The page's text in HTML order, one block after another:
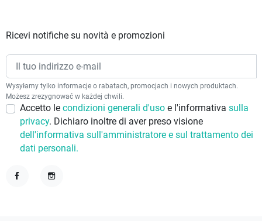
Ricevi notifiche su novità e promozioni
Wysyłamy tylko informacje o rabatach, promocjach i nowych produktach.
Możesz zrezygnować w każdej chwili.
Accetto le condizioni generali d'uso e l'informativa sulla
privacy. Dichiaro inoltre di aver preso visione
dell'informativa sull'amministratore e sul trattamento dei
dati personali.